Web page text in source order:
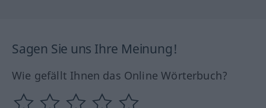
Sagen Sie uns Ihre Meinung!
Wie gefällt Ihnen das Online Wörterbuch?